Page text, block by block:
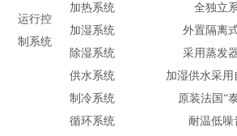
运行控
制系统
加热系统
全独立
加湿系统
外置隔离
除湿系统
采用蒸发
供水系统
加湿供水采
制冷系统
原装法国“
循环系统
耐温低